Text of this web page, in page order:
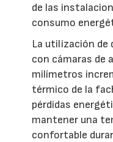
de las
consumo
La utilización
con cámaras de
milímetros
térmico de la
pérdidas
mantener una
confortable